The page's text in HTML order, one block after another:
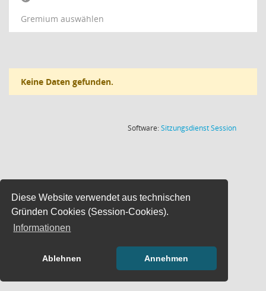
Diese Website verwendet aus technischen
Gründen Cookies (Session-Cookies).
Informationen
Ablehnen Annehmen
Gremium auswählen
Keine Daten gefunden.
Software:SitzungsdienstSession(Wird in